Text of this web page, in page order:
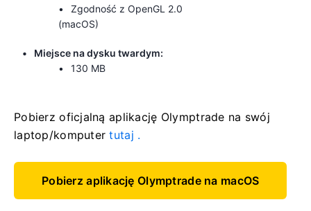
Zgodność z OpenGL 2.0
(macOS)
Miejsce na dysku twardym:
130 MB
Pobierz oficjalną aplikację Olymptrade na swój
laptop/komputertutaj .
Pobierz aplikację Olymptrade na macOS